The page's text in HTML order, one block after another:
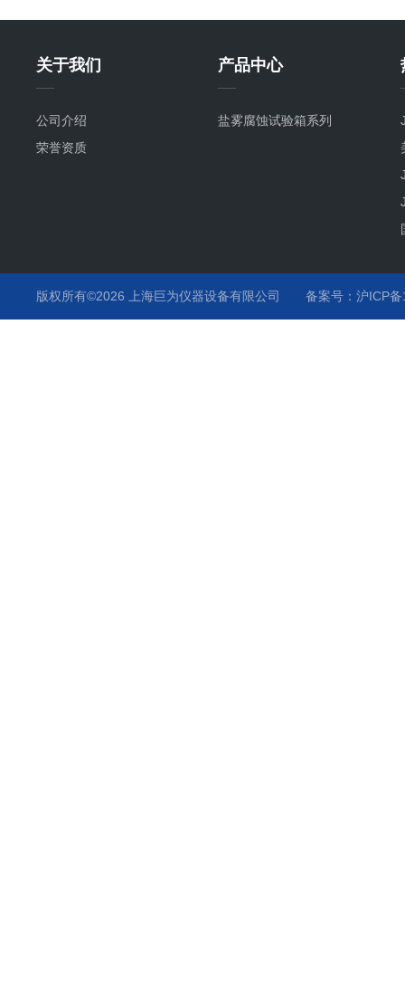
关于我们
公司介绍
荣誉资质
产品中心
盐雾腐蚀试验箱系列
版权所有©2026 上海巨为仪器设备有限公司 备案号：沪ICP